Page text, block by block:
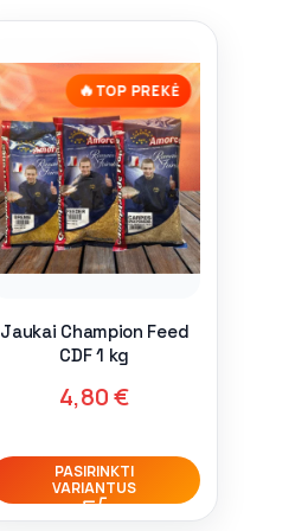
🔥TOP PREKĖ
Jaukai Champion Feed
CDF 1 kg
4,80€
PASIRINKTI
VARIANTUS